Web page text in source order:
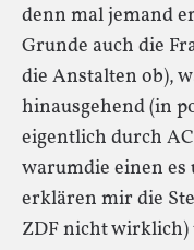
denn mal jemand
Grunde auch die
die Anstalten ob),
hinausgehend (in
eigentlich durch
warumdie einen es
erklären mir die
ZDF nicht wirklich)